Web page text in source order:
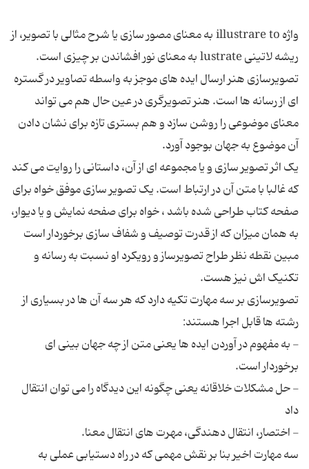
واژه illustrare to به معنای مصور سازی یا شرح مثالی با تصویر، از
ریشه لاتینی lustrate به معنای نور افشاندن بر چیزی است.
تصویرسازی هنر ارسال ایده های موجز به واسطه تصاویر در گستره
ای از رسانه ها است. هنر تصویرگری در عین حال هم می تواند
معنای موضوعی را روشن سازد و هم بستری تازه برای نشان دادن
یک اثر تصویر سازی و یا مجموعه ای از آن، داستانی را روایت می کند
که غالبا با متن آن در ارتباط است. یک تصویر سازی موفق خواه برای
صفحه کتاب طراحی شده باشد ، خواه برای صفحه نمایش و یا دیوار،
به همان میزان که از قدرت توصیف و شفاف سازی برخوردار است
مبین نقطه نظر طراح تصویرساز و رویکرد او نسبت به رسانه و
تصویرسازی بر سه مهارت تکیه دارد که هر سه آن ها در بسیاری از
- به مفهوم در آوردن ایده ها یعنی متن از چه جهان بینی ای
- حل مشکلات خلاقانه یعنی چگونه این دیدگاه را می توان انتقال
سه مهارت اخیر بنا بر نقش مهمی که در راه دستیابی عملی به